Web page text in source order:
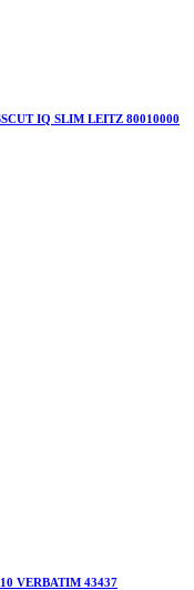
IQ SLIM LEITZ 80010000
VERBATIM 43437